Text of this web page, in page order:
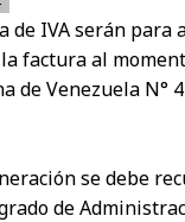
de IVA serán
factura al
Venezuela N°
se debe
de